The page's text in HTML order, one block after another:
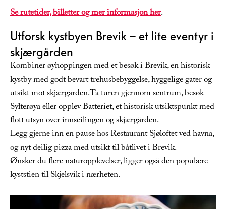
Se rutetider, billetter og mer informasjon her.
Utforsk kystbyen Brevik – et lite eventyr i
skjærgården
Kombiner øyhoppingen med et besøk i Brevik, en historisk
kystby med godt bevart trehusbebyggelse, hyggelige gater og
utsikt mot skjærgården.Ta turen gjennom sentrum, besøk
Sylterøya eller opplev Batteriet, et historisk utsiktspunkt med
flott utsyn over innseilingen og skjærgården.
Legg gjerne inn en pause hos Restaurant Sjøloftet ved havna,
og nyt deilig pizza med utsikt til båtlivet i Brevik.
Ønsker du flere naturopplevelser, ligger også den populære
kyststien til Skjelsvik i nærheten.